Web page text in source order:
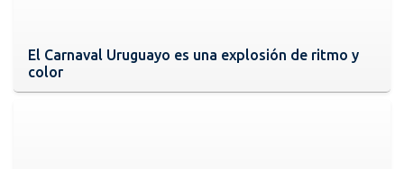
El Carnaval Uruguayo es una explosión de ritmo y
color